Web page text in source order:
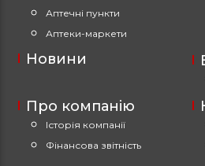
Аптечні пункти
Аптеки-маркети
Про компанію
Історія компанії
Фінансова звітність
Новини